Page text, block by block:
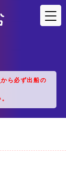
から必ず出船の